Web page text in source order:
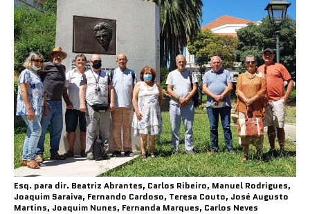
Esq. para dir. Beatriz Abrantes, Carlos Ribeiro, Manuel Rodrigues,
Joaquim Saraiva, Fernando Cardoso, Teresa Couto, José Augusto
Martins, Joaquim Nunes, Fernanda Marques, Carlos Neves